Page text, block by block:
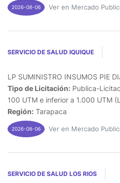
2026-08-06 Ver en Mercado
SERVICIO DE SALUD IQUIQUE
LP SUMINISTRO INSUMOS PIE
Tipo de Licitación: Publica-
100 UTM e inferior a 1.000 UTM
Región: Tarapaca
2026-08-06 Ver en Mercado
SERVICIO DE SALUD LOS RIOS